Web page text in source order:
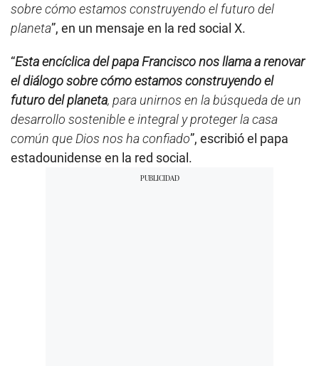
sobre cómo estamos construyendo el futuro del
planeta”, en un mensaje en la red social X.
“Esta encíclica del papa Francisco nos llama a renovar
el diálogo sobre cómo estamos construyendo el
futuro del planeta, para unirnos en la búsqueda de un
desarrollo sostenible e integral y proteger la casa
común que Dios nos ha confiado”, escribió el papa
estadounidense en la red social.